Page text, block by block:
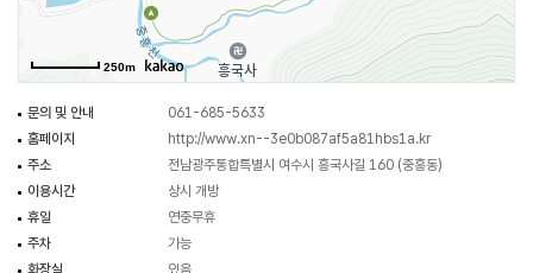
승병들이 훈련을 했던 곳으로 유명하다.
매년 4월 초순부터 한 달간은 흥국사 대웅전 뒤의 영취봉과 진달래봉으로
이어지는 능선은 온통 진달래의 군락이 봉오리를 터뜨리면서 장관을 이룬다.
250m
문의 및 안내
061-685-5633
홈페이지
http://www.xn--3e0b087af5a81hbs1a.kr
주소
전남광주통합특별시 여수시 흥국사길 160 (중흥동)
이용시간
상시 개방
휴일
연중무휴
주차
가능
화장실
있음